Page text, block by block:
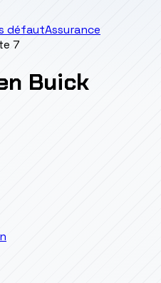
défautAssurance
7
Buick